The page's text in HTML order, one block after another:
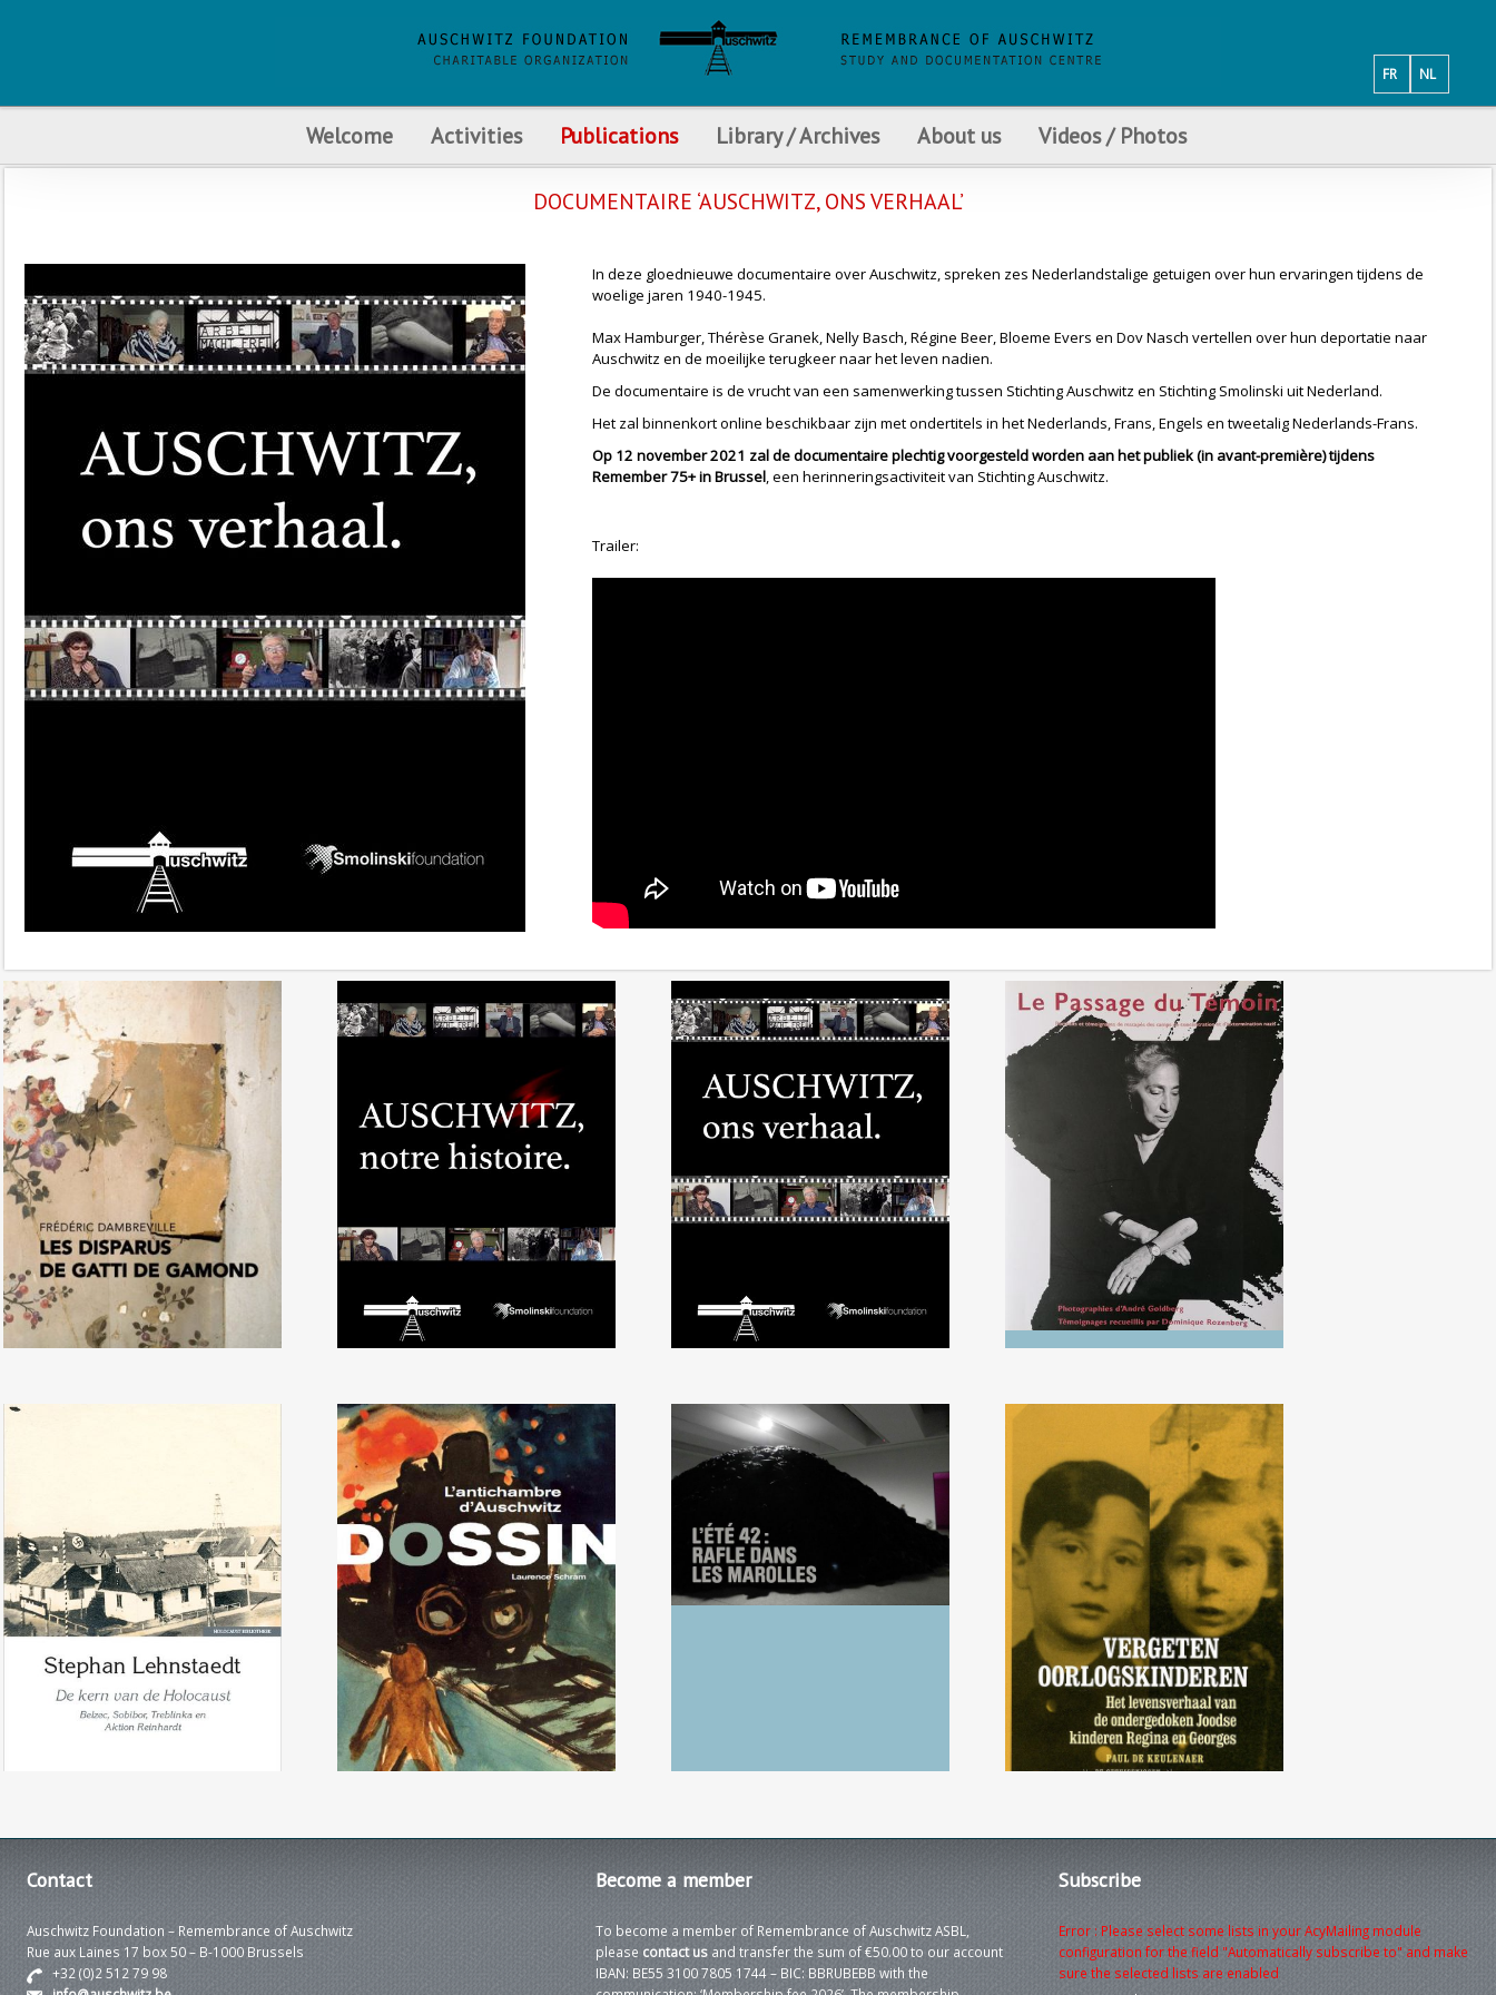
NL
FR
Welcome Activities Publications Library / Archives About us Videos / Photos
DOCUMENTAIRE ‘AUSCHWITZ, ONS VERHAAL’
In deze gloednieuwe documentaire over Auschwitz, spreken zes Nederlandstalige getuigen over hun ervaringen tijdens de
woelige jaren 1940-1945.
Max Hamburger, Thérèse Granek, Nelly Basch, Régine Beer, Bloeme Evers en Dov Nasch vertellen over hun deportatie naar
Auschwitz en de moeilijke terugkeer naar het leven nadien.
De documentaire is de vrucht van een samenwerking tussen Stichting Auschwitz en Stichting Smolinski uit Nederland.
Het zal binnenkort online beschikbaar zijn met ondertitels in het Nederlands, Frans, Engels en tweetalig Nederlands-Frans.
Op 12 november 2021 zal de documentaire plechtig voorgesteld worden aan het publiek (in avant-première) tijdens
Remember 75+ in Brussel, een herinneringsactiviteit van Stichting Auschwitz.
Trailer:
Frédéric Dambreville, Les
Disparus de Gatti de
Gamond
Documentaire « Auschwitz.
Notre histoire »
Documentaire ‘Auschwitz,
ons verhaal’
André Goldberg et
Dominique Rozenberg, Le
Passage du témoin
Stephan Lehnstaedt, De kern
van de Holocaust
Laurence Schram, Dossin.
L'antichambre d'Auschwitz,
éd.Racine
Documentaire
radiophonique « L’été 42.
Rafle dans les Marolles »
Vergeten oorlogskinderen:
Het levensverhaal van de
ondergedoken Joodse
kinderen Regina en Georges
Contact
Auschwitz Foundation – Remembrance of Auschwitz
Rue aux Laines 17 box 50 – B-1000 Brussels
+32 (0)2 512 79 98
Become a member
To become a member of Remembrance of Auschwitz ASBL,
please contact usand transfer the sum of €50.00 to our account
IBAN: BE55 3100 7805 1744 – BIC: BBRUBEBB with the
Subscribe
Error : Please select some lists in your AcyMailing module
configuration for the field "Automatically subscribe to" and make
sure the selected lists are enabled